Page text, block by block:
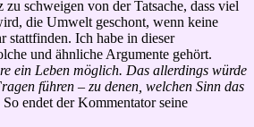
zu schweigen von der Tatsache, dass viel
die Umwelt geschont, wenn keine
stattfinden. Ich habe in dieser
und ähnliche Argumente gehört.
ein Leben möglich. Das allerdings würde
führen – zu denen, welchen Sinn das
So endet der Kommentator seine